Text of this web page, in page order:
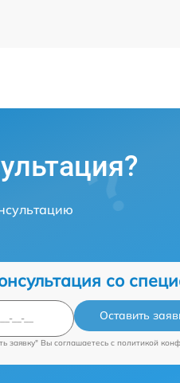
со
Оставить
заявку" Вы соглашаетесь c политикой